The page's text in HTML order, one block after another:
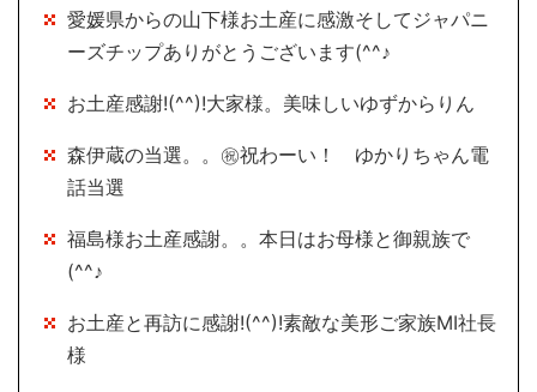
愛媛県からの山下様お土産に感激そしてジャパニ
ーズチップありがとうございます(^^♪
お土産感謝!(^^)!大家様。美味しいゆずからりん
森伊蔵の当選。。㊗祝わーい！ ゆかりちゃん電
話当選
福島様お土産感謝。。本日はお母様と御親族で
(^^♪
お土産と再訪に感謝!(^^)!素敵な美形ご家族MI社長
様